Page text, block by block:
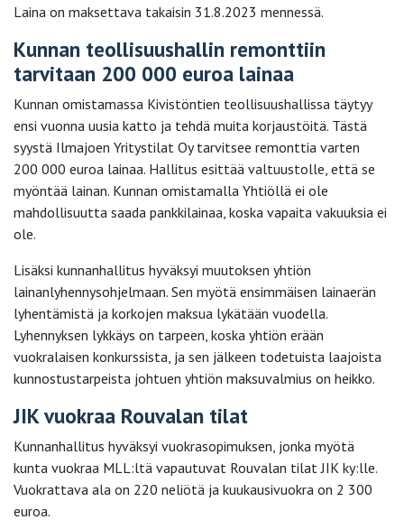
Laina on maksettava takaisin 31.8.2023 mennessä.
Kunnan teollisuushallin remonttiin
tarvitaan 200 000 euroa lainaa
Kunnan omistamassa Kivistöntien teollisuushallissa täytyy
ensi vuonna uusia katto ja tehdä muita korjaustöitä. Tästä
syystä Ilmajoen Yritystilat Oy tarvitsee remonttia varten
200 000 euroa lainaa. Hallitus esittää valtuustolle, että se
myöntää lainan. Kunnan omistamalla Yhtiöllä ei ole
mahdollisuutta saada pankkilainaa, koska vapaita vakuuksia ei
ole.
Lisäksi kunnanhallitus hyväksyi muutoksen yhtiön
lainanlyhennysohjelmaan. Sen myötä ensimmäisen lainaerän
lyhentämistä ja korkojen maksua lykätään vuodella.
Lyhennyksen lykkäys on tarpeen, koska yhtiön erään
vuokralaisen konkurssista, ja sen jälkeen todetuista laajoista
kunnostustarpeista johtuen yhtiön maksuvalmius on heikko.
JIK vuokraa Rouvalan tilat
Kunnanhallitus hyväksyi vuokrasopimuksen, jonka myötä
kunta vuokraa MLL:ltä vapautuvat Rouvalan tilat JIK ky:lle.
Vuokrattava ala on 220 neliötä ja kuukausivuokra on 2 300
euroa.